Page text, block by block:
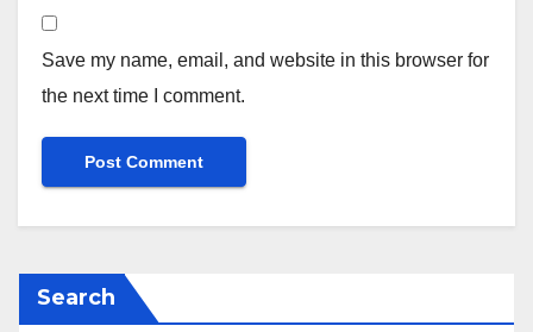
Save my name, email, and website in this browser for
the next time I comment.
Search